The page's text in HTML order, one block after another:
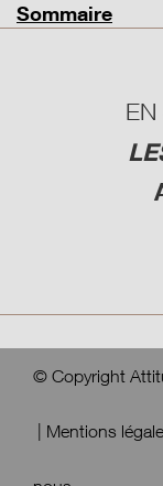
Sommaire
© Copyright
Mentions